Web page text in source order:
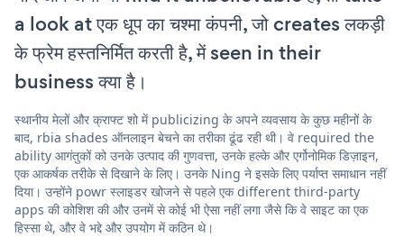
a look at एक धूप का चश्मा कंपनी, जो creates लकड़ी
के फ्रेम हस्तनिर्मित करती है, में seen in their
business क्या है।
स्थानीय मेलों और क्राफ्ट शो में publicizing के अपने व्यवसाय के कुछ महीनों के
बाद, rbia shades ऑनलाइन बेचने का तरीका ढूंढ रही थी। वे required the
ability आगंतुकों को उनके उत्पाद की गुणवत्ता, उनके हल्के और एर्गोनोमिक डिज़ाइन,
एक आकर्षक तरीके से दिखाने के लिए। उनके Ning ने इसके लिए पर्याप्त समाधान नहीं
दिया। उन्होंने powr स्लाइडर खोजने से पहले एक different third-party
apps की कोशिश की और उनमें से कोई भी ऐसा नहीं लगा जैसे कि वे साइट का एक
हिस्सा थे, और वे भद्दे और उपयोग में कठिन थे।